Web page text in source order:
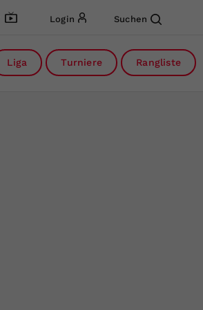
Login Suchen
Liga Turniere Rangliste